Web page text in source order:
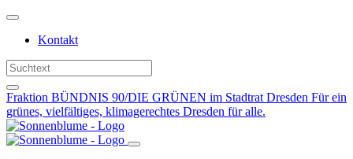
Weiter
Inhalt
Kontakt
Fraktion BÜNDNIS 90/DIE GRÜNEN im Stadtrat Dresden Für ein
grünes, vielfältiges, klimagerechtes Dresden für alle.